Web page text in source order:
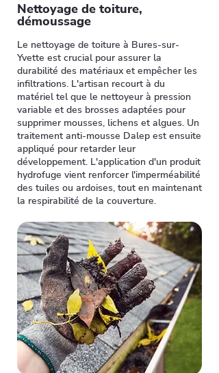
Nettoyage de toiture,
démoussage
Le nettoyage de toiture à Bures-sur-
Yvette est crucial pour assurer la
durabilité des matériaux et empêcher les
infiltrations. L'artisan recourt à du
matériel tel que le nettoyeur à pression
variable et des brosses adaptées pour
supprimer mousses, lichens et algues. Un
traitement anti-mousse Dalep est ensuite
appliqué pour retarder leur
développement. L'application d'un produit
hydrofuge vient renforcer l'imperméabilité
des tuiles ou ardoises, tout en maintenant
la respirabilité de la couverture.